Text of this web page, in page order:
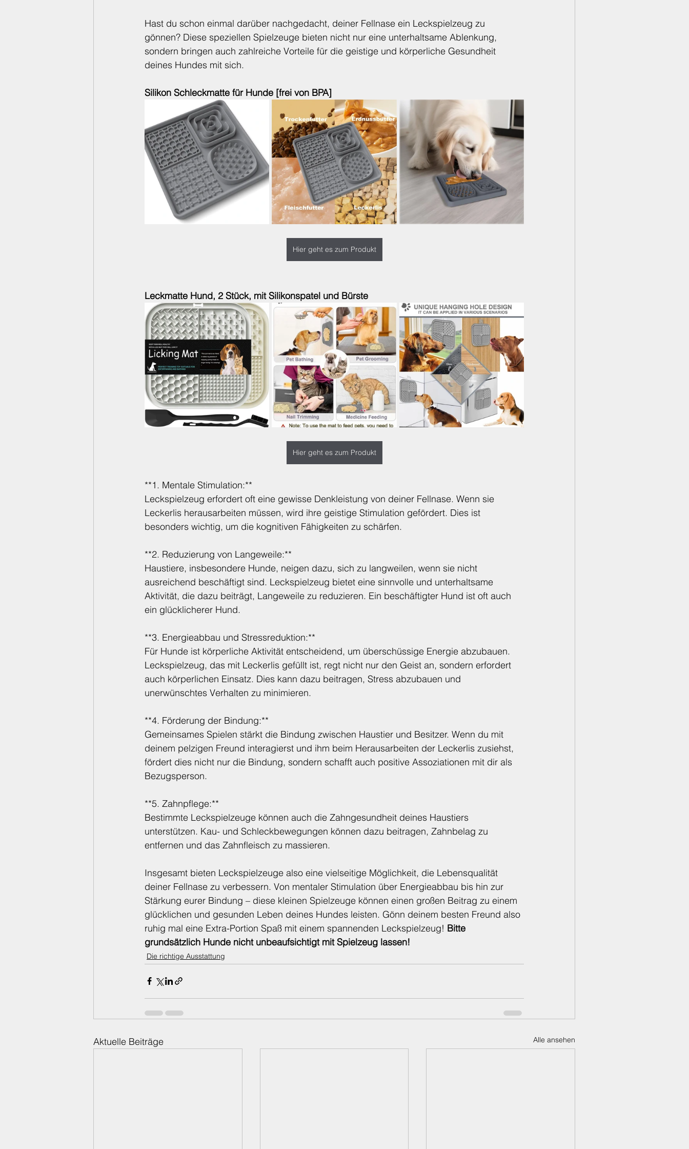
Hast du schon einmal darüber nachgedacht, deiner Fellnase ein Leckspielzeug zu
gönnen? Diese speziellen Spielzeuge bieten nicht nur eine unterhaltsame Ablenkung,
sondern bringen auch zahlreiche Vorteile für die geistige und körperliche Gesundheit
deines Hundes mit sich.
Silikon Schleckmatte für Hunde [frei von BPA]
Hier geht es zum Produkt
Leckmatte Hund, 2 Stück, mit Silikonspatel und Bürste
Hier geht es zum Produkt
**1. Mentale Stimulation:**
Leckspielzeug erfordert oft eine gewisse Denkleistung von deiner Fellnase. Wenn sie
Leckerlis herausarbeiten müssen, wird ihre geistige Stimulation gefördert. Dies ist
besonders wichtig, um die kognitiven Fähigkeiten zu schärfen.
**2. Reduzierung von Langeweile:**
Haustiere, insbesondere Hunde, neigen dazu, sich zu langweilen, wenn sie nicht
ausreichend beschäftigt sind. Leckspielzeug bietet eine sinnvolle und unterhaltsame
Aktivität, die dazu beiträgt, Langeweile zu reduzieren. Ein beschäftigter Hund ist oft auch
ein glücklicherer Hund.
**3. Energieabbau und Stressreduktion:**
Für Hunde ist körperliche Aktivität entscheidend, um überschüssige Energie abzubauen.
Leckspielzeug, das mit Leckerlis gefüllt ist, regt nicht nur den Geist an, sondern erfordert
auch körperlichen Einsatz. Dies kann dazu beitragen, Stress abzubauen und
unerwünschtes Verhalten zu minimieren.
**4. Förderung der Bindung:**
Gemeinsames Spielen stärkt die Bindung zwischen Haustier und Besitzer. Wenn du mit
deinem pelzigen Freund interagierst und ihm beim Herausarbeiten der Leckerlis zusiehst,
fördert dies nicht nur die Bindung, sondern schafft auch positive Assoziationen mit dir als
Bezugsperson.
**5. Zahnpflege:**
Bestimmte Leckspielzeuge können auch die Zahngesundheit deines Haustiers
unterstützen. Kau- und Schleckbewegungen können dazu beitragen, Zahnbelag zu
entfernen und das Zahnfleisch zu massieren.
Insgesamt bieten Leckspielzeuge also eine vielseitige Möglichkeit, die Lebensqualität
deiner Fellnase zu verbessern. Von mentaler Stimulation über Energieabbau bis hin zur
Stärkung eurer Bindung – diese kleinen Spielzeuge können einen großen Beitrag zu einem
glücklichen und gesunden Leben deines Hundes leisten. Gönn deinem besten Freund also
ruhig mal eine Extra-Portion Spaß mit einem spannenden Leckspielzeug! Bitte
grundsätzlich Hunde nicht unbeaufsichtigt mit Spielzeug lassen!
Die richtige Ausstattung
Aktuelle Beiträge Alle ansehen